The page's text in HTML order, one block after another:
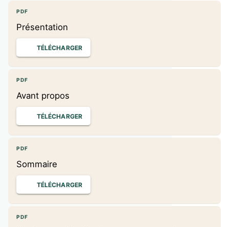
PDF
Présentation
TÉLÉCHARGER
PDF
Avant propos
TÉLÉCHARGER
PDF
Sommaire
TÉLÉCHARGER
PDF